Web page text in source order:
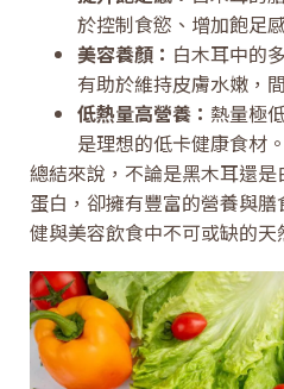
於控制食慾、增加飽足
美容養顏： 白木耳中的
有助於維持皮膚水嫩，
低熱量高營養： 熱量極
是理想的低卡健康食材。
總結來說，不論是黑木耳還
蛋白，卻擁有豐富的營養與
健與美容飲食中不可或缺的天